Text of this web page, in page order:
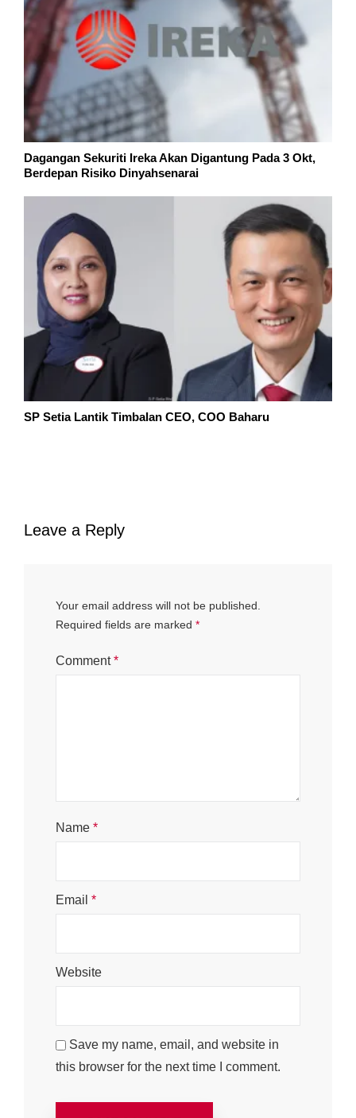
Dagangan Sekuriti Ireka Akan Digantung Pada 3 Okt,
Berdepan Risiko Dinyahsenarai
SP Setia Lantik Timbalan CEO, COO Baharu
Leave a Reply
Your email address will not be published.
Required fields are marked *
Comment*
Name *
Email *
Website
Save my name, email, and website in
this browser for the next time I comment.